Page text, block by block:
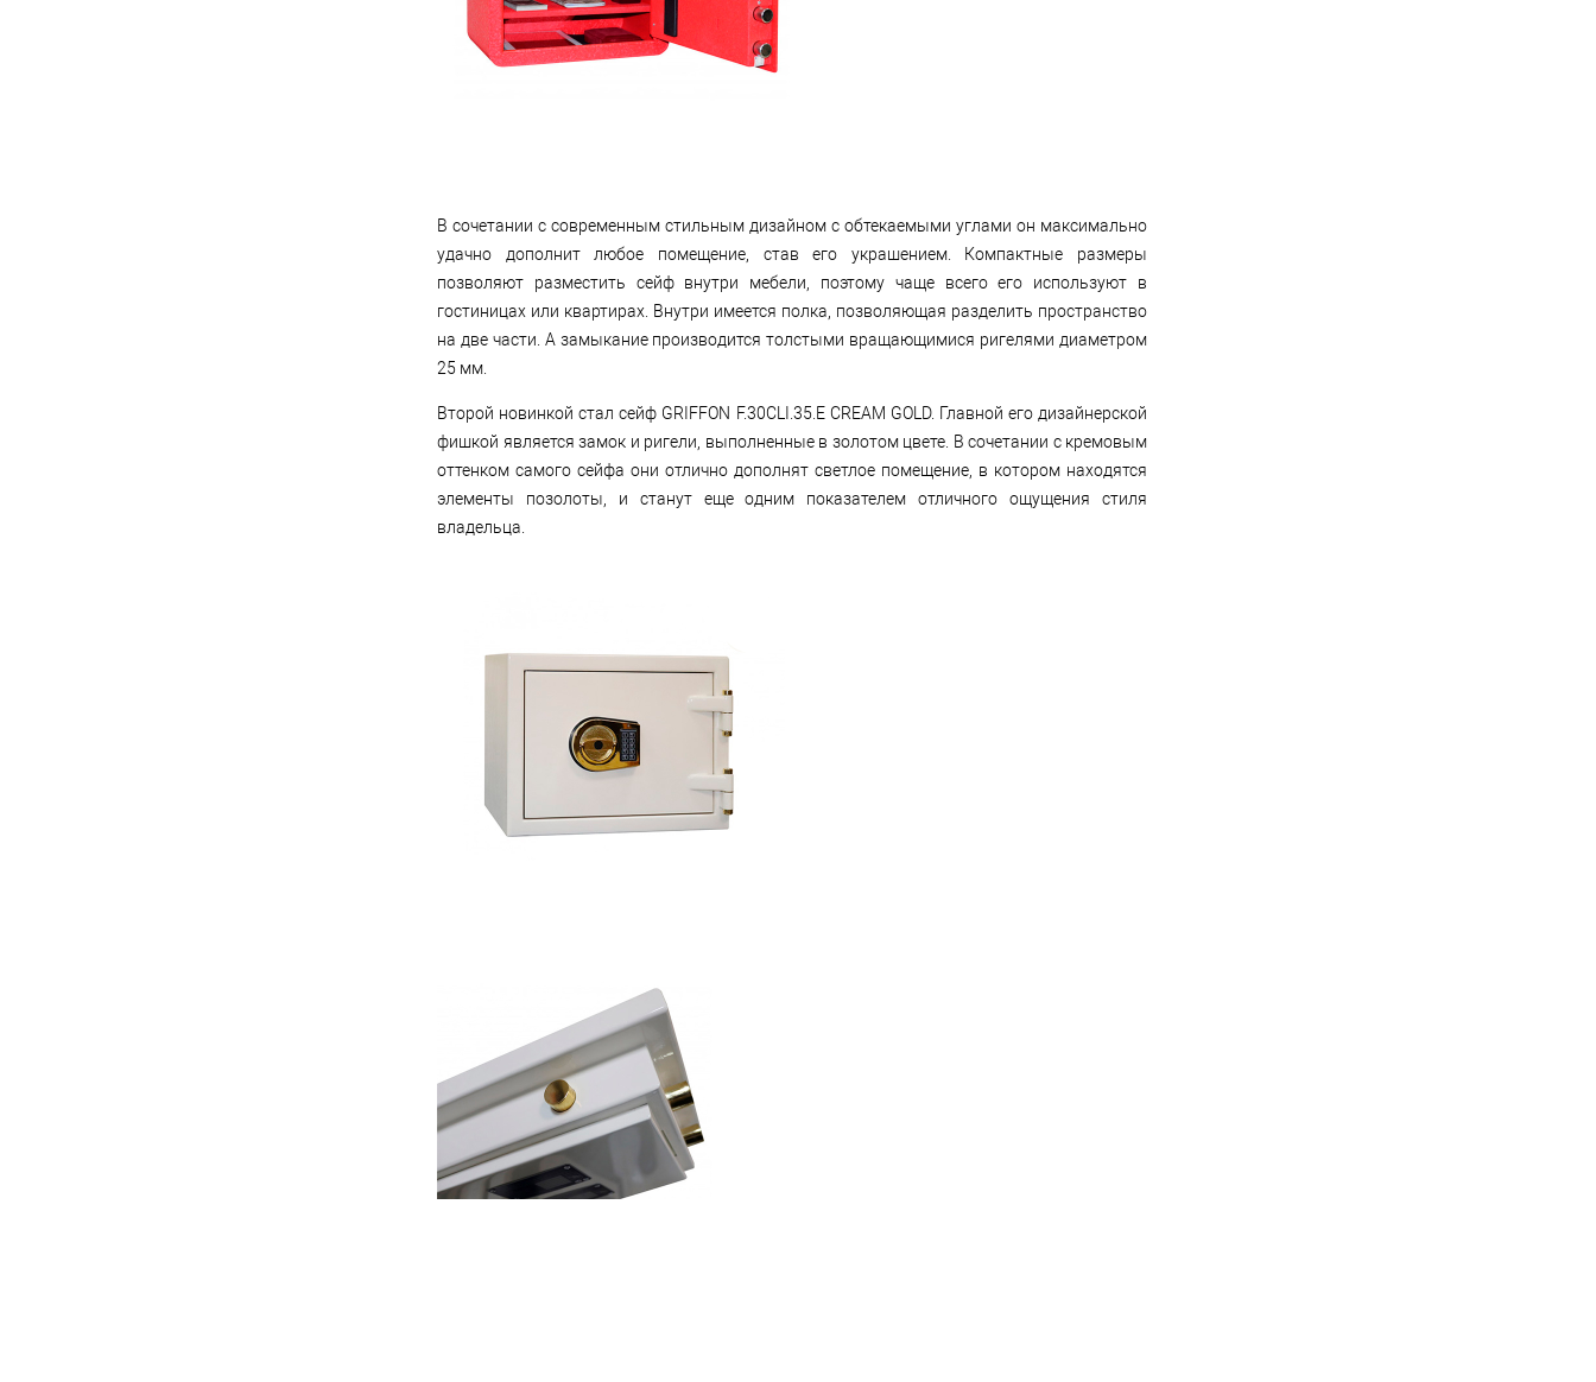
В сочетании с современным стильным дизайном с обтекаемыми углами он максимально
удачно дополнит любое помещение, став его украшением. Компактные размеры
позволяют разместить сейф внутри мебели, поэтому чаще всего его используют в
гостиницах или квартирах. Внутри имеется полка, позволяющая разделить пространство
на две части. А замыкание производится толстыми вращающимися ригелями диаметром
25 мм.
Второй новинкой стал сейф GRIFFON F.30CLI.35.E CREAM GOLD. Главной его дизайнерской
фишкой является замок и ригели, выполненные в золотом цвете. В сочетании с кремовым
оттенком самого сейфа они отлично дополнят светлое помещение, в котором находятся
элементы позолоты, и станут еще одним показателем отличного ощущения стиля
владельца.